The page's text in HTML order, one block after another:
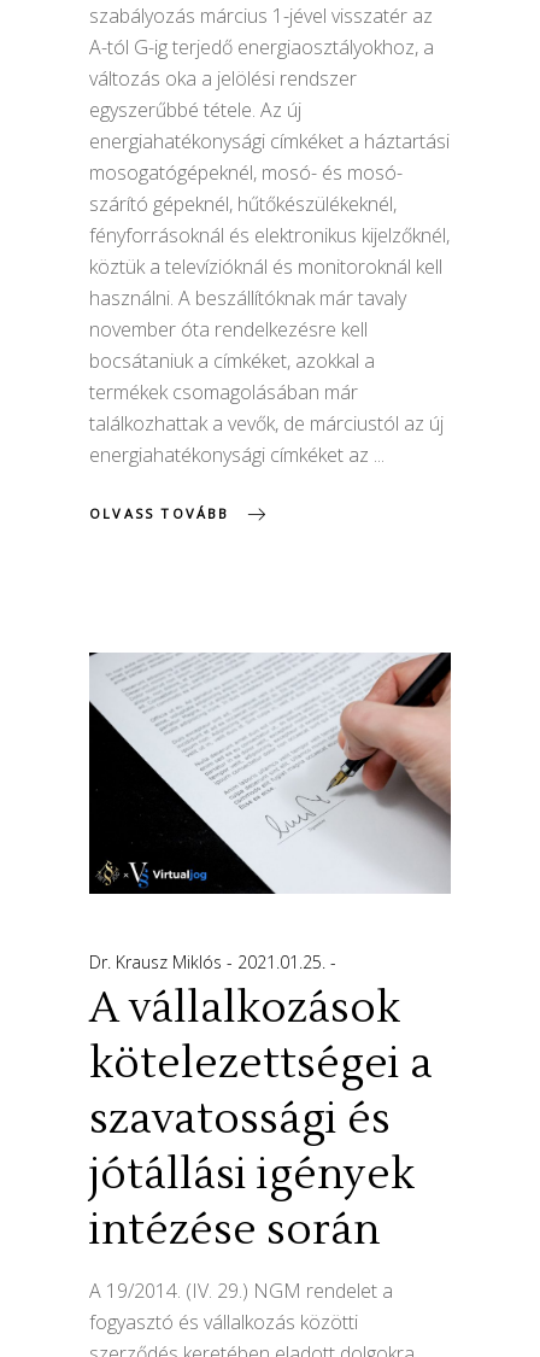
szabályozás március 1-jével visszatér az
A-tól G-ig terjedő energiaosztályokhoz, a
változás oka a jelölési rendszer
egyszerűbbé tétele. Az új
energiahatékonysági címkéket a háztartási
mosogatógépeknél, mosó- és mosó-
szárító gépeknél, hűtőkészülékeknél,
fényforrásoknál és elektronikus kijelzőknél,
köztük a televízióknál és monitoroknál kell
használni. A beszállítóknak már tavaly
november óta rendelkezésre kell
bocsátaniuk a címkéket, azokkal a
termékek csomagolásában már
találkozhattak a vevők, de márciustól az új
energiahatékonysági címkéket az
OLVASS TOVÁBB
Dr. Krausz Miklós 2021.01.25.
A vállalkozások
kötelezettségei a
szavatossági és
jótállási igények
intézése során
A 19/2014. (IV. 29.) NGM rendelet a
fogyasztó és vállalkozás közötti